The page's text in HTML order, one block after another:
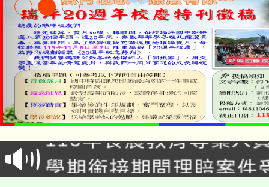
淨零綠生活教案入校路
會
115年食農教育專業人
程
學期銜接期間理賠案件